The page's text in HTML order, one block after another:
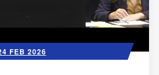
FEB 2026